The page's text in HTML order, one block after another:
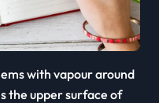
with vapour around
the upper surface of